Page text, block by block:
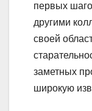
первых
другими
своей
заметных
широкую